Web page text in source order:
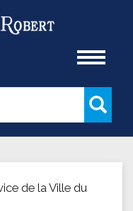
de la Ville du